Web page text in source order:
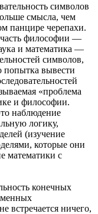
символов
смысла, чем
панцире черепахи.
часть философии —
и математика —
символов,
попытка вывести
«проблема
и философии.
наблюдение
логику,
(изучение
которые они
математики с
конечных
встречается ничего,